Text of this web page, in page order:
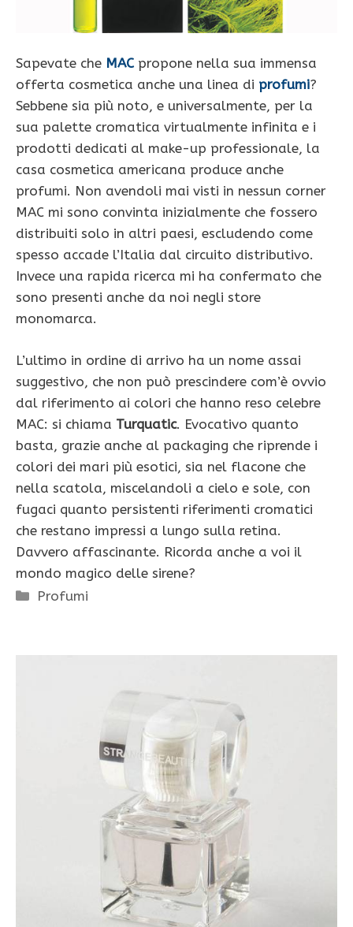
Sapevate che MAC propone nella sua immensa
offerta cosmetica anche una linea di profumi?
Sebbene sia più noto, e universalmente, per la
sua palette cromatica virtualmente infinita e i
prodotti dedicati al make-up professionale, la
casa cosmetica americana produce anche
profumi. Non avendoli mai visti in nessun corner
MAC mi sono convinta inizialmente che fossero
distribuiti solo in altri paesi, escludendo come
spesso accade l’Italia dal circuito distributivo.
Invece una rapida ricerca mi ha confermato che
sono presenti anche da noi negli store
monomarca.
L’ultimo in ordine di arrivo ha un nome assai
suggestivo, che non può prescindere com’è ovvio
dal riferimento ai colori che hanno reso celebre
MAC: si chiama Turquatic. Evocativo quanto
basta, grazie anche al packaging che riprende i
colori dei mari più esotici, sia nel flacone che
nella scatola, miscelandoli a cielo e sole, con
fugaci quanto persistenti riferimenti cromatici
che restano impressi a lungo sulla retina.
Davvero affascinante. Ricorda anche a voi il
mondo magico delle sirene?
Categorie
Profumi